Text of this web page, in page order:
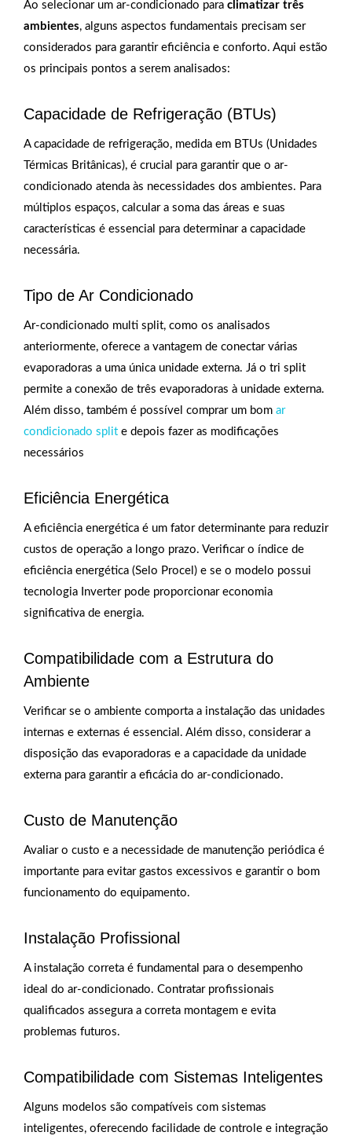
Ao selecionar um ar-condicionado para climatizar três
ambientes, alguns aspectos fundamentais precisam ser
considerados para garantir eficiência e conforto. Aqui estão
os principais pontos a serem analisados:
Capacidade de Refrigeração (BTUs)
A capacidade de refrigeração, medida em BTUs (Unidades
Térmicas Britânicas), é crucial para garantir que o ar-
condicionado atenda às necessidades dos ambientes. Para
múltiplos espaços, calcular a soma das áreas e suas
características é essencial para determinar a capacidade
necessária.
Tipo de Ar Condicionado
Ar-condicionado multi split, como os analisados
anteriormente, oferece a vantagem de conectar várias
evaporadoras a uma única unidade externa. Já o tri split
permite a conexão de três evaporadoras à unidade externa.
Além disso, também é possível comprar um bom ar
condicionado split e depois fazer as modificações
necessários
Eficiência Energética
A eficiência energética é um fator determinante para reduzir
custos de operação a longo prazo. Verificar o índice de
eficiência energética (Selo Procel) e se o modelo possui
tecnologia Inverter pode proporcionar economia
significativa de energia.
Compatibilidade com a Estrutura do
Ambiente
Verificar se o ambiente comporta a instalação das unidades
internas e externas é essencial. Além disso, considerar a
disposição das evaporadoras e a capacidade da unidade
externa para garantir a eficácia do ar-condicionado.
Custo de Manutenção
Avaliar o custo e a necessidade de manutenção periódica é
importante para evitar gastos excessivos e garantir o bom
funcionamento do equipamento.
Instalação Profissional
A instalação correta é fundamental para o desempenho
ideal do ar-condicionado. Contratar profissionais
qualificados assegura a correta montagem e evita
problemas futuros.
Compatibilidade com Sistemas Inteligentes
Alguns modelos são compatíveis com sistemas
inteligentes, oferecendo facilidade de controle e integração